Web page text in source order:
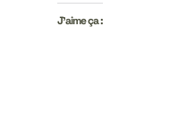
J’aime ça :